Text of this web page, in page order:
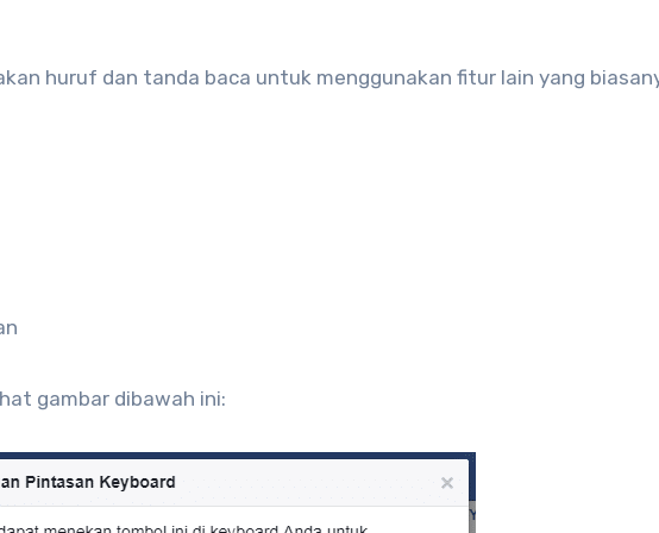
huruf dan tanda baca untuk menggunakan fitur lain yang
gambar dibawah ini: